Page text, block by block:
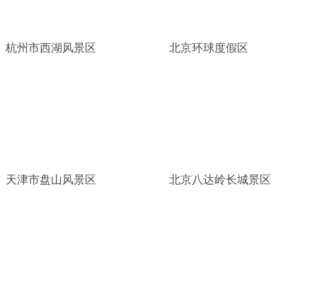
杭州市西湖风景区 北京环球度假区
天津市盘山风景区 北京八达岭长城景区